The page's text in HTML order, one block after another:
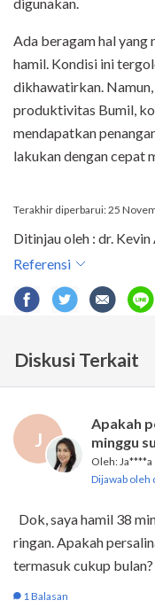
Ada beragam hal yang
hamil. Kondisi ini
dikhawatirkan.
produktivitas Bumil,
mendapatkan
lakukan dengan cepat
Terakhir diperbarui: 25